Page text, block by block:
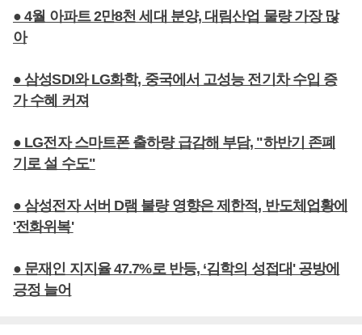
● 4월 아파트 2만8천 세대 분양, 대림산업 물량 가장 많
아
● 삼성SDI와 LG화학, 중국에서 고성능 전기차 수입 증
가 수혜 커져
● LG전자 스마트폰 출하량 급감해 부담, "하반기 존폐
기로 설 수도"
● 삼성전자 서버 D램 불량 영향은 제한적, 반도체업황에
'전화위복'
● 문재인 지지율 47.7%로 반등, ‘김학의 성접대' 공방에
긍정 늘어